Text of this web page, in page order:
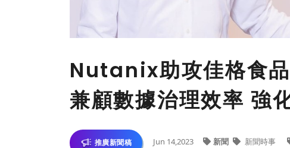
Nutanix助攻佳格食
兼顧數據治理效率 強
推廣新聞稿 Jun 14,2023 新聞 新聞時事